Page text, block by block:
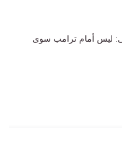
ليس أمام ترامب سوى